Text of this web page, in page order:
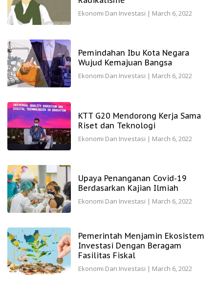
Ekonomi Dan Investasi | March 6, 2022
Pemindahan Ibu Kota Negara
Wujud Kemajuan Bangsa
Ekonomi Dan Investasi | March 6, 2022
KTT G20 Mendorong Kerja Sama
Riset dan Teknologi
Ekonomi Dan Investasi | March 6, 2022
Upaya Penanganan Covid-19
Berdasarkan Kajian Ilmiah
Ekonomi Dan Investasi | March 6, 2022
Pemerintah Menjamin Ekosistem
Investasi Dengan Beragam
Fasilitas Fiskal
Ekonomi Dan Investasi | March 6, 2022